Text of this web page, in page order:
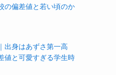
の偏差値と若い頃のか
出身はあずさ第一高
値と可愛すぎる学生時